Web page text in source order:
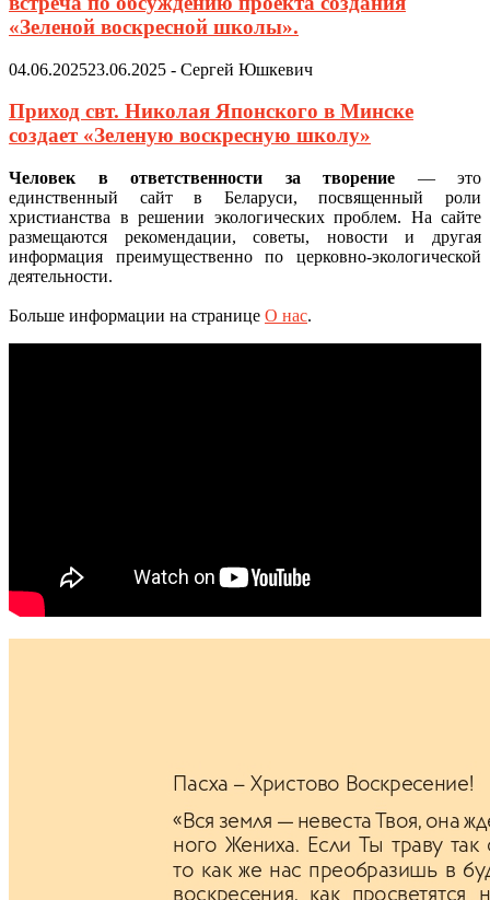
«Зеленой воскресной школы».
04.06.202523.06.2025 - Сергей Юшкевич
Приход свт. Николая Японского в Минске
создает «Зеленую воскресную школу»
Человек в ответственности за творение — это
единственный сайт в Беларуси, посвященный роли
христианства в решении экологических проблем. На сайте
размещаются рекомендации, советы, новости и другая
информация преимущественно по церковно-экологической
деятельности.
Больше информации на странице О нас.